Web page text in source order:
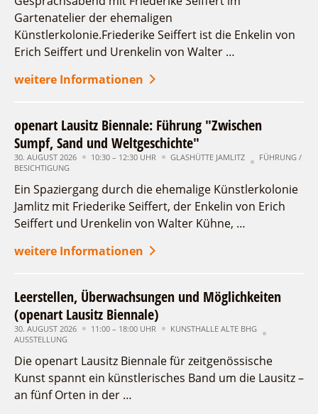
Einkaufen
Gruppen
Fremdenverkehrsvereine
Ludwig Leichhardt
Kahnfahrten
Campingplatz Jessern
Wirtschaftsförderung
Regionalentwicklung
SPOT
Naturwelt Lieberoser Heide
Q-Gemeinde Schwielochsee
Staatlich anerkannter Erholungsort Goyatz
Unternehmensbetreuung
ILB
WFG
Über uns
Aktuelles
Infomaterial
Warenkorb
Gartenatelier der ehemaligen
Künstlerkolonie.Friederike Seiffert ist die Enkelin von
Erich Seiffert und Urenkelin von Walter …
weitere Informationen
openart Lausitz Biennale: Führung "Zwischen
Sumpf, Sand und Weltgeschichte"
30. AUGUST 2026 10:30 – 12:30 UHR GLASHÜTTE JAMLITZ
FÜHRUNG /
BESICHTIGUNG
Ein Spaziergang durch die ehemalige Künstlerkolonie
Jamlitz mit Friederike Seiffert, der Enkelin von Erich
Seiffert und Urenkelin von Walter Kühne, …
weitere Informationen
Leerstellen, Überwachsungen und Möglichkeiten
(openart Lausitz Biennale)
30. AUGUST 2026 11:00 – 18:00 UHR
KUNSTHALLE ALTE BHG
AUSSTELLUNG
Die openart Lausitz Biennale für zeitgenössische
Kunst spannt ein künstlerisches Band um die Lausitz –
an fünf Orten in der …
17
18 19 20
24
25 26 27 28
Zeitraum
von
bis
alle Kategorien
Kategorie
aktuelle und laufende Veranstaltungen
Suchbegriff
Ort
suchen